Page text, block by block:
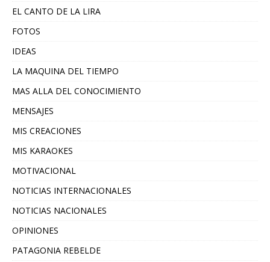
EL CANTO DE LA LIRA
FOTOS
IDEAS
LA MAQUINA DEL TIEMPO
MAS ALLA DEL CONOCIMIENTO
MENSAJES
MIS CREACIONES
MIS KARAOKES
MOTIVACIONAL
NOTICIAS INTERNACIONALES
NOTICIAS NACIONALES
OPINIONES
PATAGONIA REBELDE